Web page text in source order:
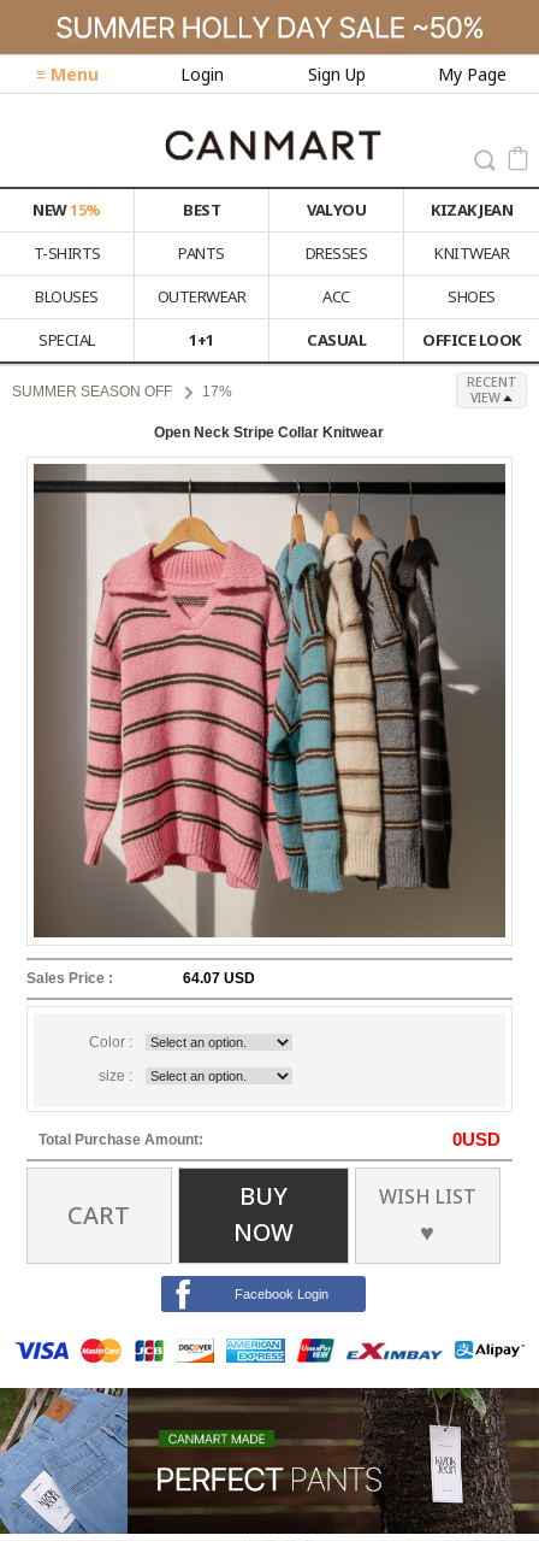
≡ Menu Login Sign Up My Page
NEW15% BEST VALYOU
KIZAK JEAN
T-SHIRTS
PANTS DRESSES
KNITWEAR
BLOUSES
OUTERWEAR ACC
SHOES
SPECIAL
1+1 CASUAL OFFICE LOOK
SUMMER SEASON OFF 17%
RECENT
VIEW
Open Neck Stripe Collar Knitwear
Sales Price : 64.07 USD
Color :
size :
Total Purchase Amount: 0USD
CART
BUY
NOW
WISH LIST
♥
Facebook Login